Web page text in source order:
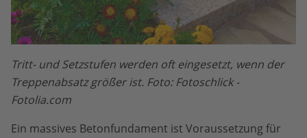
Tritt- und Setzstufen werden oft eingesetzt, wenn der
Treppenabsatz größer ist. Foto: Fotoschlick -
Fotolia.com
Ein massives Betonfundament ist Voraussetzung für